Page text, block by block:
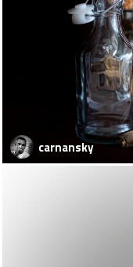
carnansky